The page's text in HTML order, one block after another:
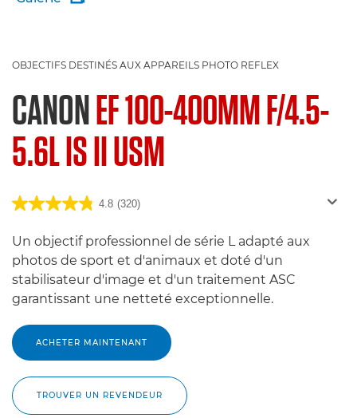
OBJECTIFS DESTINÉS AUX APPAREILS PHOTO REFLEX
CANONEF 100-400MM F/4.5-
5.6L IS II USM
4.8 (320)
Un objectif professionnel de série L adapté aux
photos de sport et d'animaux et doté d'un
stabilisateur d'image et d'un traitement ASC
garantissant une netteté exceptionnelle.
ACHETER MAINTENANT
TROUVER UN REVENDEUR